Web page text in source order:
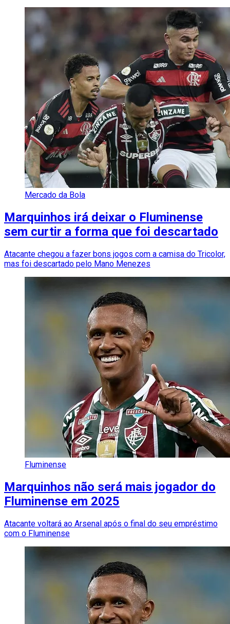
Mercado da Bola
Marquinhos irá deixar o Fluminense
sem curtir a forma que foi descartado
Atacante chegou a fazer bons jogos com a camisa do Tricolor,
mas foi descartado pelo Mano Menezes
Fluminense
Marquinhos não será mais jogador do
Fluminense em 2025
Atacante voltará ao Arsenal após o final do seu empréstimo
com o Fluminense